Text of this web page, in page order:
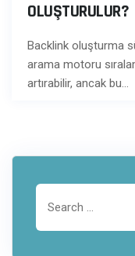
OLUŞTURULUR?
Backlink oluşturma
arama motoru
artırabilir, ancak bu…